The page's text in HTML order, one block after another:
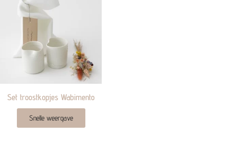
Set troostkopjes Wabimento
Snelle weergave